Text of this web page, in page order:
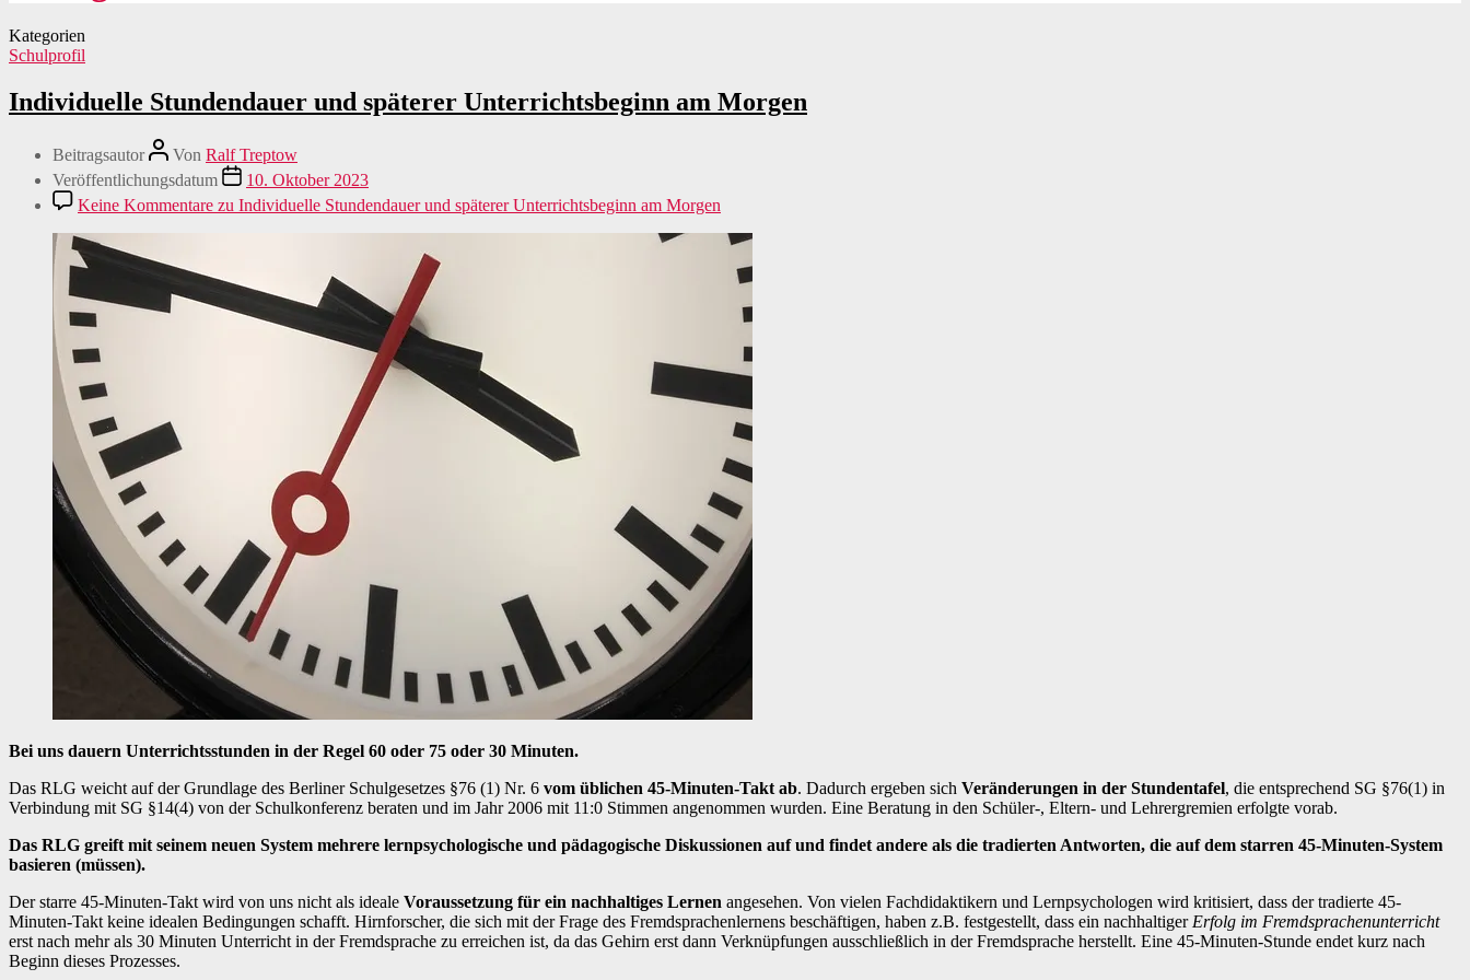
Kategorien
Schulprofil
Individuelle Stundendauer und späterer Unterrichtsbeginn am Morgen
Beitragsautor Von Ralf Treptow
Veröffentlichungsdatum
10. Oktober 2023
Keine Kommentare zu Individuelle Stundendauer und späterer Unterrichtsbeginn am Morgen
Bei uns dauern Unterrichtsstunden in der Regel 60 oder 75 oder 30 Minuten.
Das RLG weicht auf der Grundlage des Berliner Schulgesetzes §76 (1) Nr. 6 vom üblichen 45-Minuten-Takt ab. Dadurch ergeben sich Veränderungen in der Stundentafel, die entsprechend SG §76(1) in
Verbindung mit SG §14(4) von der Schulkonferenz beraten und im Jahr 2006 mit 11:0 Stimmen angenommen wurden. Eine Beratung in den Schüler-, Eltern- und Lehrergremien erfolgte vorab.
Das RLG greift mit seinem neuen System mehrere lernpsychologische und pädagogische Diskussionen auf und findet andere als die tradierten Antworten, die auf dem starren 45-Minuten-System
basieren (müssen).
Der starre 45-Minuten-Takt wird von uns nicht als ideale Voraussetzung für ein nachhaltiges Lernen angesehen. Von vielen Fachdidaktikern und Lernpsychologen wird kritisiert, dass der tradierte 45-
Minuten-Takt keine idealen Bedingungen schafft. Hirnforscher, die sich mit der Frage des Fremdsprachenlernens beschäftigen, haben z.B. festgestellt, dass ein nachhaltiger Erfolg im Fremdsprachenunterricht
erst nach mehr als 30 Minuten Unterricht in der Fremdsprache zu erreichen ist, da das Gehirn erst dann Verknüpfungen ausschließlich in der Fremdsprache herstellt. Eine 45-Minuten-Stunde endet kurz nach
Beginn dieses Prozesses.